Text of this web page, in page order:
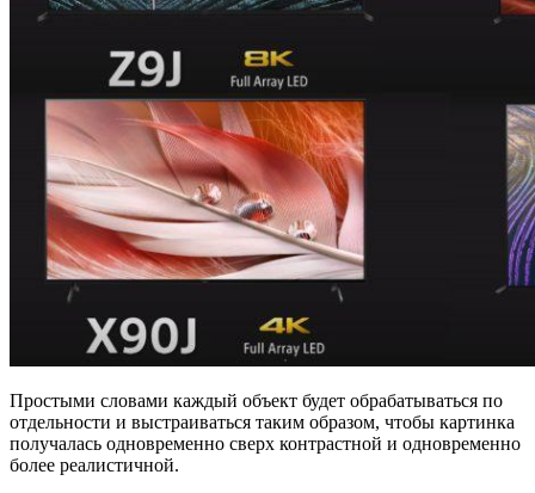
Простыми словами каждый объект будет обрабатываться по
отдельности и выстраиваться таким образом, чтобы картинка
получалась одновременно сверх контрастной и одновременно
более реалистичной.